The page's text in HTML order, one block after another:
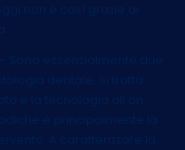
non è così grazie ai
Sono essenzialmente due
dentale. Si tratta
e la tecnologia all on
è principalmente la
A caratterizzare la